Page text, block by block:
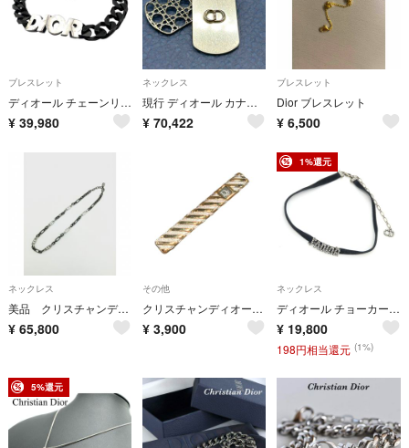
ブレスレット
ディオール チェーンリンク ブレスレット ブラック レディース メンズ
¥ 39,980
ネックレス
現行 ディオール カナージュ CDロゴ ドッグタグ ネックレス シルバー 箱付
¥ 70,422
ブレスレット
Dior ブレスレット
¥ 6,500
ネックレス
美品 クリスチャンディオール Christian Dior CDアイコン チェーン ネックレス ブラック×シルバー メンズ ユニセックス ブランドアクセサリー
¥ 65,800
その他
クリスチャンディオール Christian Dior カフス 箱付き
¥ 3,900
1%還元
ネックレス
ディオール チョーカー J'ADIOR ブラック メタル
¥ 19,800
198円相当還元 (1%)
5%還元